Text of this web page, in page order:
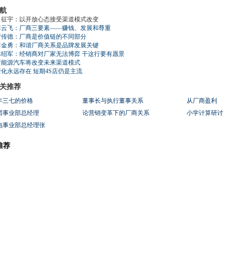
宇：以开放心态接受渠道模式改变
云飞：厂商三要素——赚钱、发展和尊重
德：厂商是价值链的不同部分
勇：和谐厂商关系是品牌发展关键
军：经销商对厂家无法博弈 干这行要有愿景
源汽车将改变未来渠道模式
永远存在 短期4S店仍是主流
推荐
三七的价格 董事长与执行董事关系 从厂商盈利
事业部总经理
论营销变革下的厂商关系 小学计算研讨
事业部总经理张
荐